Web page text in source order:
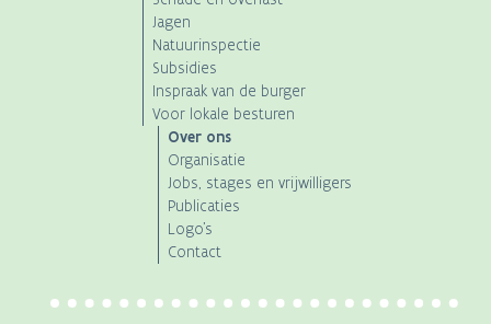
Jagen
Natuurinspectie
Subsidies
Inspraak van de burger
Voor lokale besturen
Over ons
Organisatie
Jobs, stages en vrijwilligers
Publicaties
Logo's
Contact